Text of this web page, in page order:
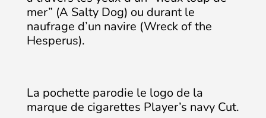
mer” (A Salty Dog) ou durant le
naufrage d’un navire (Wreck of the
Hesperus).
La pochette parodie le logo de la
marque de cigarettes Player’s navy Cut.